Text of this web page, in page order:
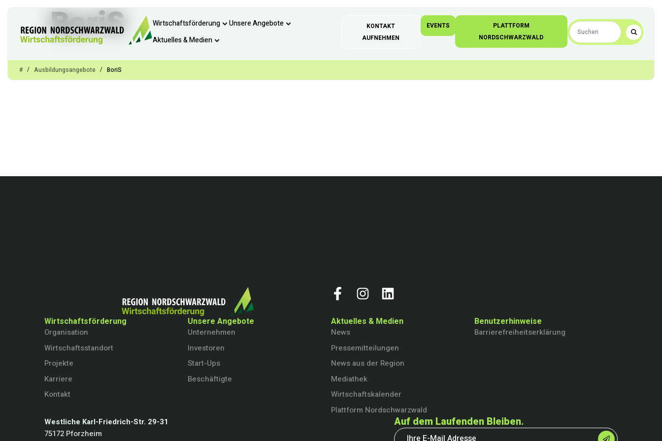
Wirtschaftsförderung
Unsere Angebote
Aktuelles & Medien
KONTAKT
AUFNEHMEN
EVENTS
PLATTFORM
NORDSCHWARZWALD
# / Ausbildungsangebote / BoriS
BoriS
Wirtschaftsförderung
Organisation
Wirtschaftsstandort
Projekte
Karriere
Kontakt
Unsere Angebote
Unternehmen
Investoren
Start-Ups
Beschäftigte
Aktuelles & Medien
News
Pressemitteilungen
News aus der Region
Mediathek
Wirtschaftskalender
Plattform Nordschwarzwald
Benutzerhinweise
Barrierefreiheitserklärung
Westliche Karl-Friedrich-Str. 29-31
75172 Pforzheim
Auf dem Laufenden Bleiben.